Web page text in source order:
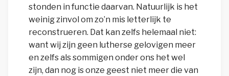
stonden in functie daarvan. Natuurlijk is het
weinig zinvol om zo’n mis letterlijk te
reconstrueren. Dat kan zelfs helemaal niet:
want wij zijn geen lutherse gelovigen meer
en zelfs als sommigen onder ons het wel
zijn, dan nog is onze geest niet meer die van